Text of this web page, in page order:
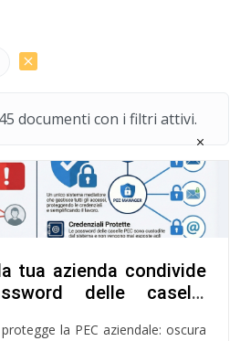
documenti con i filtri attivi.
tua azienda condivide
delle caselle
la PEC aziendale: oscura